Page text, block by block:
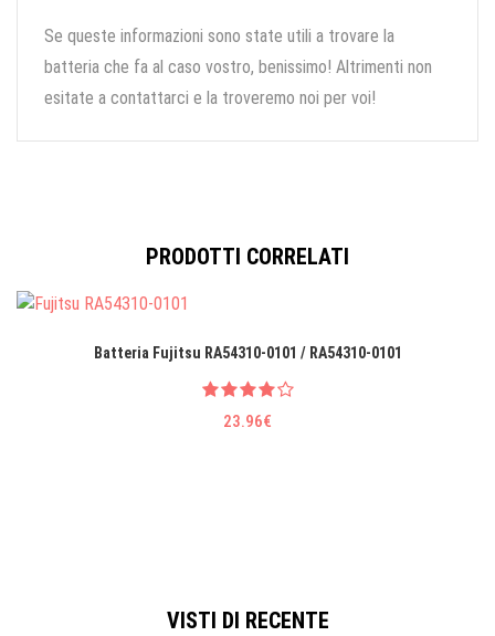
Se queste informazioni sono state utili a trovare la
batteria che fa al caso vostro, benissimo! Altrimenti non
esitate a contattarci e la troveremo noi per voi!
PRODOTTI CORRELATI
Batteria Fujitsu RA54310-0101 / RA54310-0101
23.96€
VISTI DI RECENTE